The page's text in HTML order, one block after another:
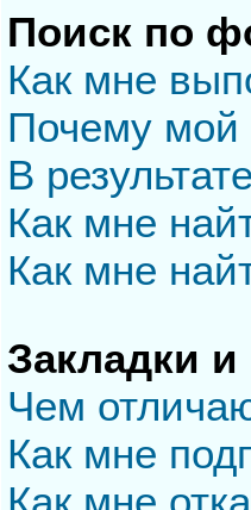
Поиск по
Как мне
Почему мой
В
Как мне
Как мне
Закладки
Чем
Как мне